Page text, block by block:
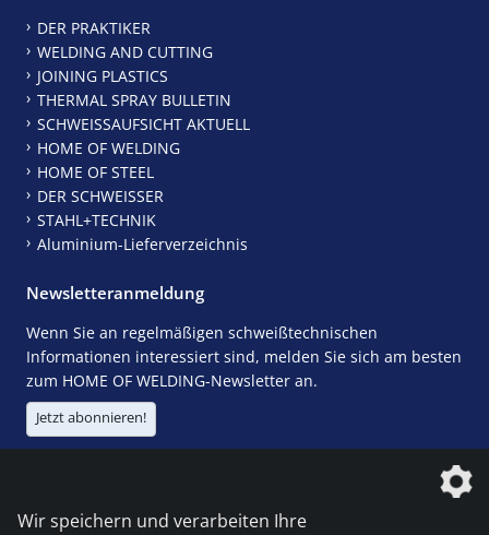
DER PRAKTIKER
WELDING AND CUTTING
JOINING PLASTICS
THERMAL SPRAY BULLETIN
SCHWEISSAUFSICHT AKTUELL
HOME OF WELDING
HOME OF STEEL
DER SCHWEISSER
STAHL+TECHNIK
Aluminium-Lieferverzeichnis
Newsletteranmeldung
Wenn Sie an regelmäßigen schweißtechnischen
Informationen interessiert sind, melden Sie sich am besten
zum HOME OF WELDING-Newsletter an.
Jetzt abonnieren!
Die DVS Media GmbH ist ein Unternehmen der
Wir speichern und verarbeiten Ihre